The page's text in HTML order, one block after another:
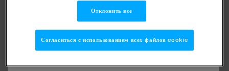
Отклонить все
Согласиться с использованием всех файлов cookie